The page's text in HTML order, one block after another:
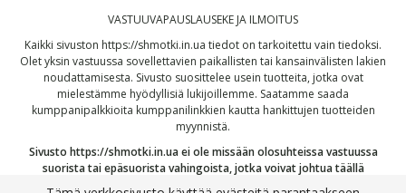
VASTUUVAPAUSLAUSEKE JA ILMOITUS
Kaikki sivuston https://shmotki.in.ua tiedot on tarkoitettu vain tiedoksi.
Olet yksin vastuussa sovellettavien paikallisten tai kansainvälisten lakien
noudattamisesta. Sivusto suosittelee usein tuotteita, jotka ovat
mielestämme hyödyllisiä lukijoillemme. Saatamme saada
kumppanipalkkioita kumppanilinkkien kautta hankittujen tuotteiden
myynnistä.
Sivusto https://shmotki.in.uaei ole missään olosuhteissa vastuussa
suorista tai epäsuorista vahingoista, jotka voivat johtua täällä
julkaistujen tietojen käytöstä tai väärinkäytöstä. Jatkamalla vahvistat,